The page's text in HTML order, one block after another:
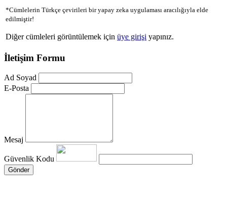
*Cümlelerin Türkçe çevirileri bir yapay zeka uygulaması aracılığıyla elde
edilmiştir!
Diğer cümleleri görüntülemek için üye girişi yapınız.
İletişim Formu
Ad Soyad
E-Posta
Mesaj
Güvenlik Kodu
Gönder